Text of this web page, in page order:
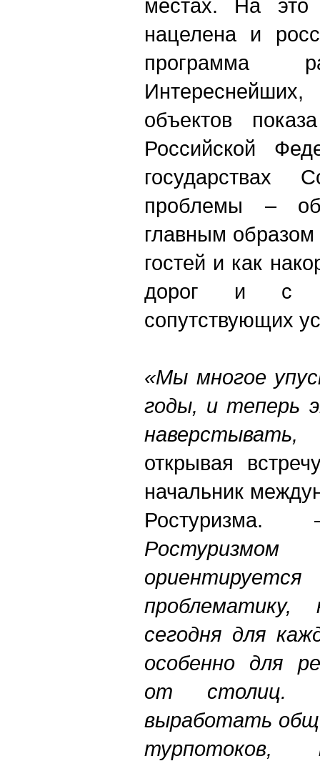
местах. На это
нацелена и
программа
объектов
Российской
государствах
проблемы –
главным образом
гостей и как
дорог и с
сопутствующих
«Мы многое
годы, и теперь
открывая
начальник
Ростуризма.
проблематику,
сегодня для
особенно для
от столиц.
выработать
турпотоков,